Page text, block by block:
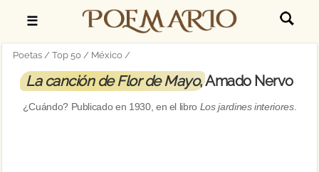
☰
Poetas Top 50 México
La canción de Flor de Mayo, Amado Nervo
¿Cuándo? Publicado en 1930, en el libro Los jardines interiores.